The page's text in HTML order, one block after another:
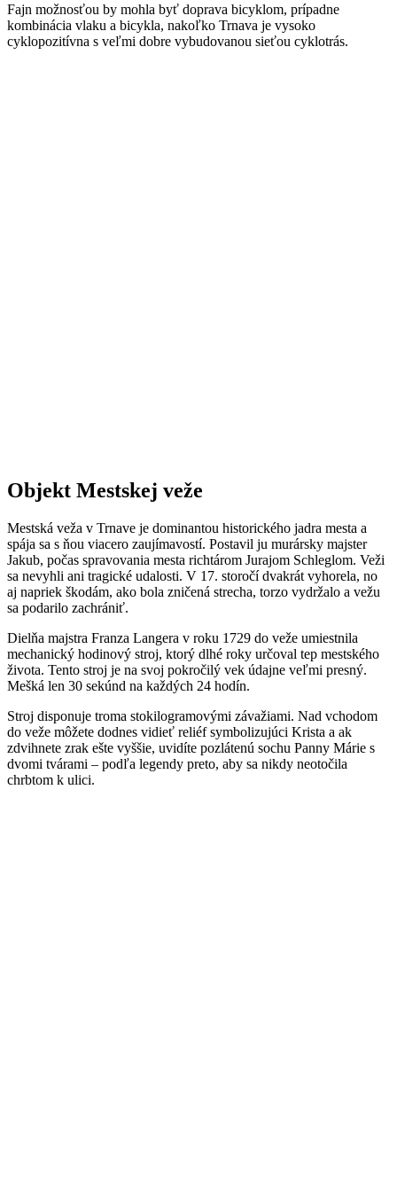
Fajn možnosťou by mohla byť doprava bicyklom, prípadne
kombinácia vlaku a bicykla, nakoľko Trnava je vysoko
cyklopozitívna s veľmi dobre vybudovanou sieťou cyklotrás.
Objekt Mestskej veže
Mestská veža v Trnave je dominantou historického jadra mesta a
spája sa s ňou viacero zaujímavostí. Postavil ju murársky majster
Jakub, počas spravovania mesta richtárom Jurajom Schleglom. Veži
sa nevyhli ani tragické udalosti. V 17. storočí dvakrát vyhorela, no
aj napriek škodám, ako bola zničená strecha, torzo vydržalo a vežu
sa podarilo zachrániť.
Dielňa majstra Franza Langera v roku 1729 do veže umiestnila
mechanický hodinový stroj, ktorý dlhé roky určoval tep mestského
života. Tento stroj je na svoj pokročilý vek údajne veľmi presný.
Mešká len 30 sekúnd na každých 24 hodín.
Stroj disponuje troma stokilogramovými závažiami. Nad vchodom
do veže môžete dodnes vidieť reliéf symbolizujúci Krista a ak
zdvihnete zrak ešte vyššie, uvidíte pozlátenú sochu Panny Márie s
dvomi tvárami – podľa legendy preto, aby sa nikdy neotočila
chrbtom k ulici.